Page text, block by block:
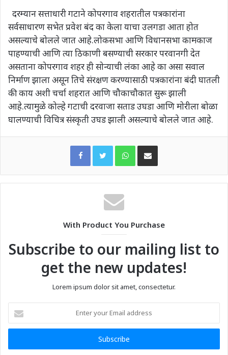
दरम्यान सत्ताधारी गटाने कोपरगाव शहरातील पत्रकारांना
सर्वसाधारण सभेत प्रवेश बंद का केला याचा उलगडा आता होत
असल्याचे बोलले जात आहे.लोकसभा आणि विधानसभा कामकाज
पाहण्याची आणि त्या ठिकाणी बसण्याची सरकार परवानगी देत
असताना कोपरगाव शहर ही सोन्याची लंका आहे का असा सवाल
निर्माण झाला असून तिचे संरक्षण करण्यासाठी पत्रकारांना बंदी घातली
की काय अशी चर्चा शहरात आणि चौकाचौकात सुरू झाली
आहे.त्यामुळे कोल्हे गटाची दरवाजा सताड उघडा आणि मोरीला बोळा
घालण्याची विचित्र संस्कृती उघड झाली असल्याचे बोलले जात आहे.
WhatsAppShare via Email
With Product You Purchase
Subscribe to our mailing list to
get the new updates!
Lorem ipsum dolor sit amet, consectetur.
your
Email